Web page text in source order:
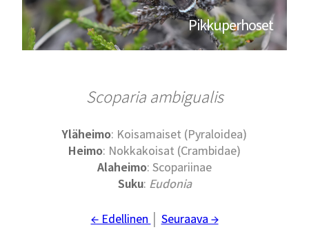
Pikkuperhoset
Scoparia ambigualis
Yläheimo: Koisamaiset (Pyraloidea)
Heimo: Nokkakoisat (Crambidae)
Alaheimo: Scopariinae
Suku: Eudonia
← Edellinen Seuraava →